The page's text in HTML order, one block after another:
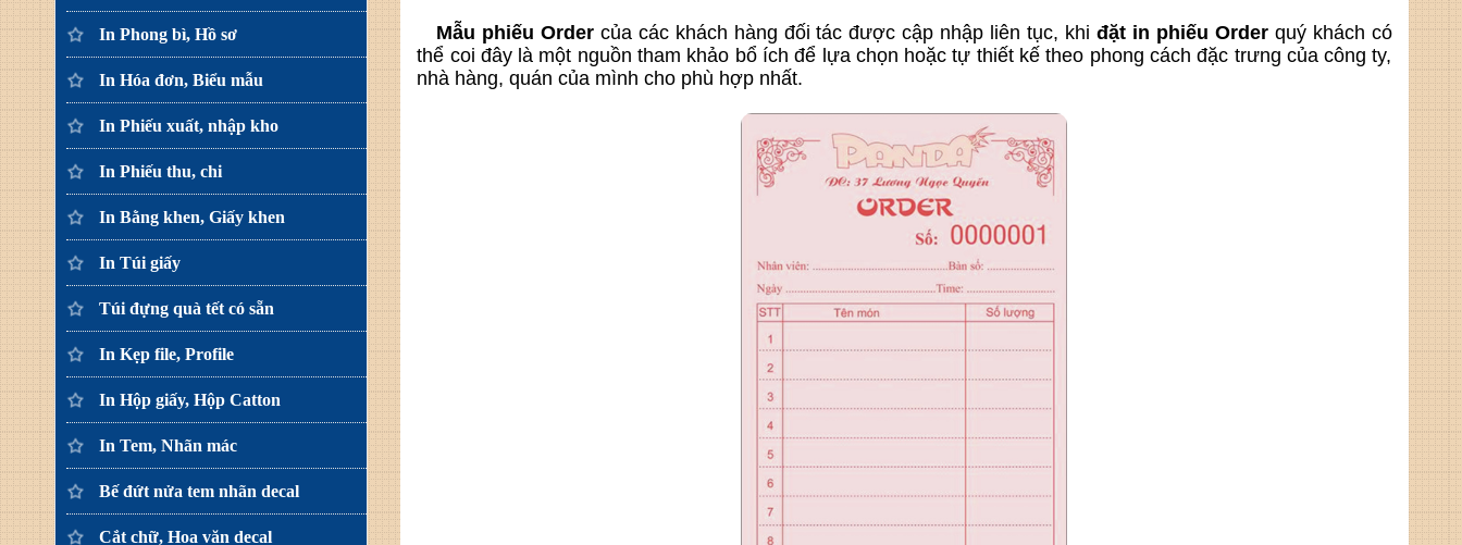
In Phong bì, Hồ sơ
In Hóa đơn, Biểu mẫu
In Phiếu xuất, nhập kho
In Phiếu thu, chi
In Bằng khen, Giấy khen
In Túi giấy
Túi đựng quà tết có sẵn
In Kẹp file, Profile
In Hộp giấy, Hộp Catton
In Tem, Nhãn mác
Bế đứt nửa tem nhãn decal
Cắt chữ, Hoa văn decal
Mẫu phiếu Ordercủa các khách hàng đối tác được cập nhập liên tục, khi đặt in phiếu Orderquý khách có
thể coi đây là một nguồn tham khảo bổ ích để lựa chọn hoặc tự thiết kế theo phong cách đặc trưng của công ty,
nhà hàng, quán của mình cho phù hợp nhất.